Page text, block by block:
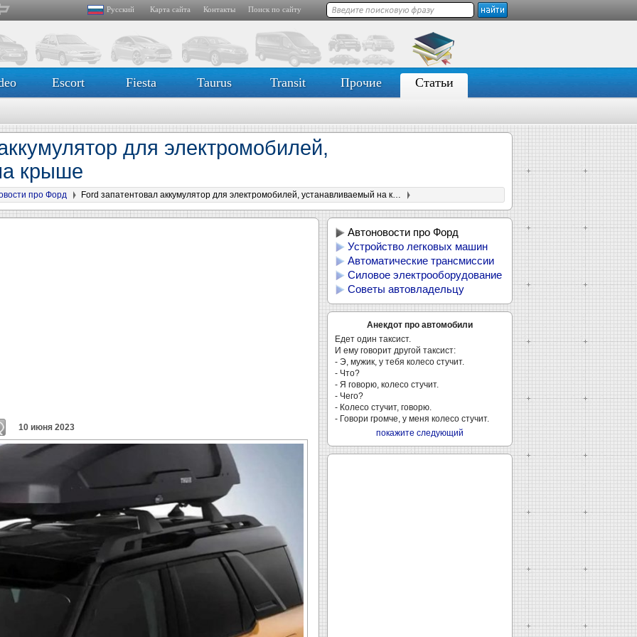
Русский Карта сайта Контакты Поиск по сайту
Escort Fiesta Taurus Transit Прочие Статьи
для электромобилей,
крыше
про Форд Ford запатентовал аккумулятор для электромобилей, устанавливаемый на крыше
10 июня 2023
Автоновости про Форд
Устройство легковых машин
Автоматические трансмиссии
Силовое электрооборудование
Советы автовладельцу
Анекдот про автомобили
Едет один таксист.
И ему говорит другой таксист:
- Э, мужик, у тебя колесо стучит.
- Что?
- Я говорю, колесо стучит.
- Чего?
- Колесо стучит, говорю.
- Говори громче, у меня колесо стучит.
покажите следующий